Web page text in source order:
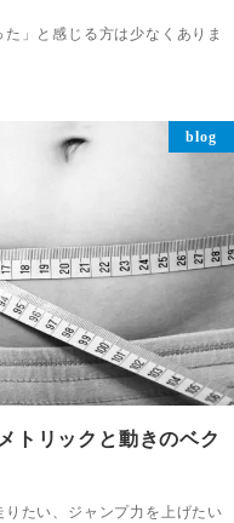
」と感じる方は少なくありま
blog
トリックと動きのベク
たい、ジャンプ力を上げたい